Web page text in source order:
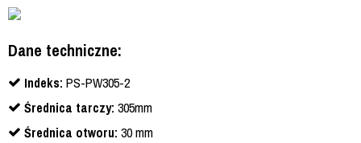
Dane techniczne:
Indeks: PS-PW305-2
Średnica tarczy: 305mm
Średnica otworu: 30 mm